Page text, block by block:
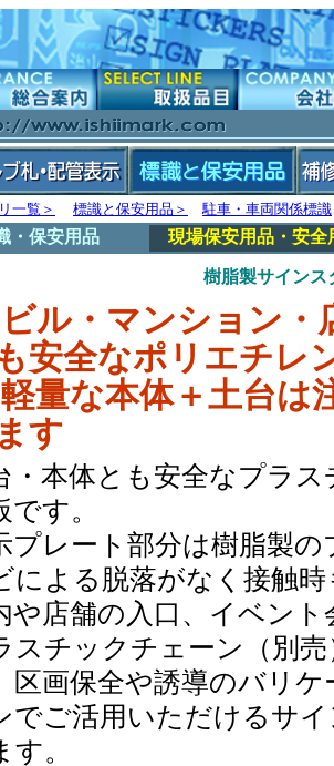
一覧＞ 標識と保安用品＞ 駐車・車両関係標識
・保安用品 現場保安用品・安全
樹脂製サイン
ル・マンション・
安全なポリエチレ
量な本体＋土台は
す
・本体とも安全なプラ
です。
プレート部分は樹脂製
による脱落がなく接触
や店舗の入口、イベン
スチックチェーン（別
区画保全や誘導のバリ
でご活用いただけるサ
す。